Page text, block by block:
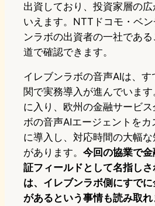
出資しており、投資家層の
いえます。NTTドコモ・ベ
ンラボの出資者の一社であ
道で確認できます。
イレブンラボの音声AIは、
関で実務導入が進んでいま
に入り、欧州の金融サービ
ボの音声AIエージェントをカ
に導入し、対応時間の大幅
があります。 今回の協業で
証フィールドとして名指し
は、イレブンラボ側にすで
があるという事情も読み取れ